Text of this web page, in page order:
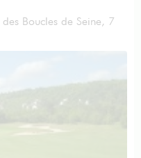
Boucles de Seine, 7